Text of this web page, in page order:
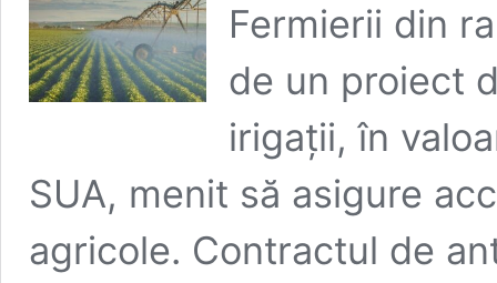
Fermierii din
de un proiect
irigații, în
SUA, menit să asigure
agricole. Contractul de